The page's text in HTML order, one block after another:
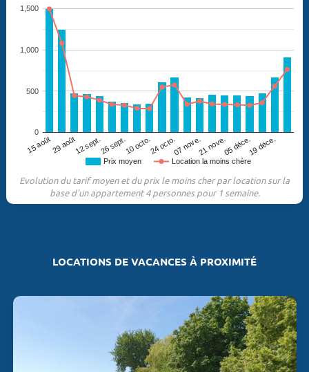
Prix moyen Location la moins chère
15 août29 août12 sept.26 sept.10 octo.24 octo.07 nove.21 nove.05 déce.19 déce.
0
500
1,000
1,500
Evolution du tarif moyen et du prix le moins cher par location sur la
base d'un appartement 4 personnes pour 1 semaine.
LOCATIONS DE VACANCES À PROXIMITÉ